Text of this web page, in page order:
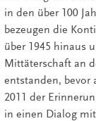
in den über 100
bezeugen die
über 1945 hinaus
Mittäterschaft an
entstanden, bevor
2011 der
in einen Dialog